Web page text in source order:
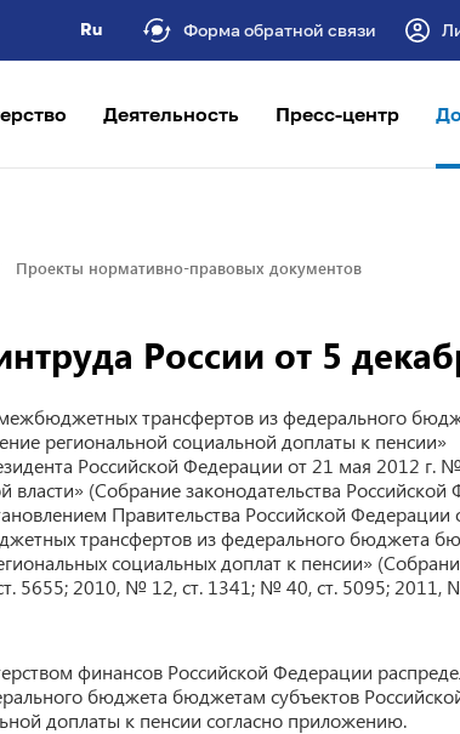
Ru Форма обратной связи
Деятельность Пресс-центр
Проекты нормативно-правовых документов
России от 5
трансфертов из федерального
региональной социальной доплаты к пенсии»
Российской Федерации от 21 мая 2012 г.
власти» (Собрание законодательства
Правительства Российской
трансфертов из федерального бюджета
социальных доплат к пенсии»
5655; 2010, № 12, ст. 1341; № 40, ст. 5095; 2011,
финансов Российской Федерации
бюджета бюджетам субъектов
доплаты к пенсии согласно приложению.